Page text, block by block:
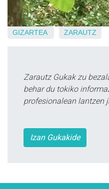
GIZARTEA ZARAUTZ
Zarautz Gukak zu
behar du tokiko
profesionalean lantzen
Izan Gukakide